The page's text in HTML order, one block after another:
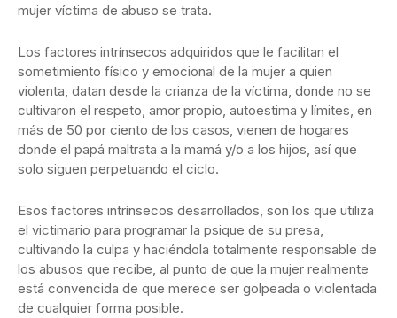
mujer víctima de abuso se trata.
Los factores intrínsecos adquiridos que le facilitan el
sometimiento físico y emocional de la mujer a quien
violenta, datan desde la crianza de la víctima, donde no se
cultivaron el respeto, amor propio, autoestima y límites, en
más de 50 por ciento de los casos, vienen de hogares
donde el papá maltrata a la mamá y/o a los hijos, así que
solo siguen perpetuando el ciclo.
Esos factores intrínsecos desarrollados, son los que utiliza
el victimario para programar la psique de su presa,
cultivando la culpa y haciéndola totalmente responsable de
los abusos que recibe, al punto de que la mujer realmente
está convencida de que merece ser golpeada o violentada
de cualquier forma posible.